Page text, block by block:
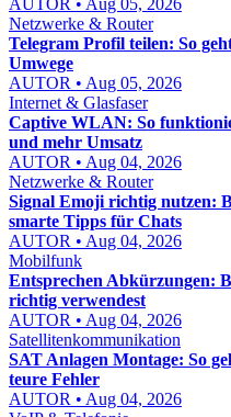
AUTOR • Aug 05, 2026
Netzwerke & Router
Telegram Profil teilen: So
Umwege
AUTOR • Aug 05, 2026
Internet & Glasfaser
Captive WLAN: So
und mehr Umsatz
AUTOR • Aug 04, 2026
Netzwerke & Router
Signal Emoji richtig nutzen:
smarte Tipps für Chats
AUTOR • Aug 04, 2026
Mobilfunk
Entsprechen Abkürzungen:
richtig verwendest
AUTOR • Aug 04, 2026
Satellitenkommunikation
SAT Anlagen Montage: So
teure Fehler
AUTOR • Aug 04, 2026